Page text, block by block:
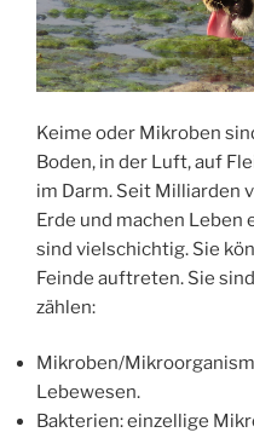
Keime oder Mikroben
Boden, in der Luft, auf
im Darm. Seit Milliarden
Erde und machen Leben
sind vielschichtig. Sie
Feinde auftreten. Sie
zählen:
Mikroben/
Lebewesen.
Bakterien: einzellige